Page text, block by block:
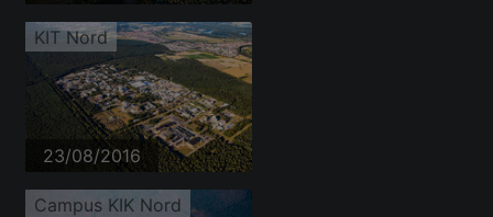
KIT Nord
23/08/2016
Campus KIK Nord